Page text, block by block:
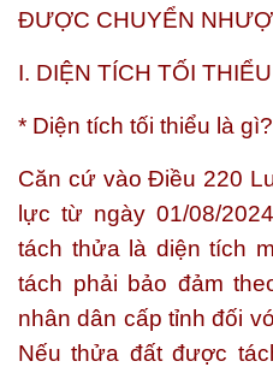
ĐƯỢC CHUYỂN
I. DIỆN TÍCH TỐI
* Diện tích tối thiểu là gì?
Căn cứ vào Điều 220
lực từ ngày 01/08/
tách thửa là diện tích
tách phải bảo đảm
nhân dân cấp tỉnh đối
Nếu thửa đất được